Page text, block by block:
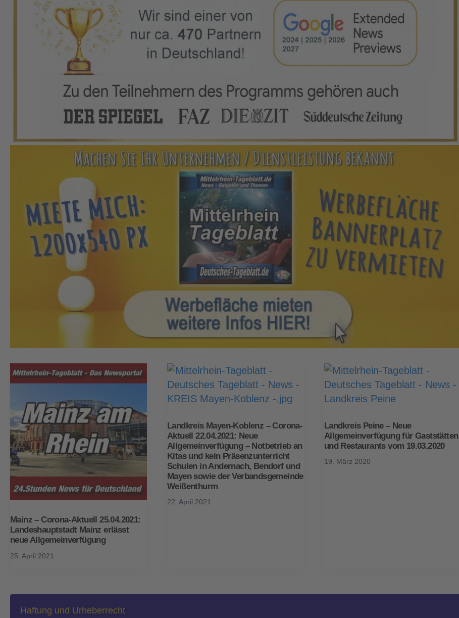
Mainz – Corona-Aktuell 25.04.2021:
Landeshauptstadt Mainz erlässt
neue Allgemeinverfügung
25. April 2021
Landkreis Mayen-Koblenz – Corona-
Aktuell 22.04.2021: Neue
Allgemeinverfügung – Notbetrieb an
Kitas und kein Präsenzunterricht
Schulen in Andernach, Bendorf und
Mayen sowie der Verbandsgemeinde
Weißenthurm
22. April 2021
Landkreis Peine – Neue
Allgemeinverfügung für Gaststätten
und Restaurants vom 19.03.2020
19. März 2020
Haftung und Urheberrecht